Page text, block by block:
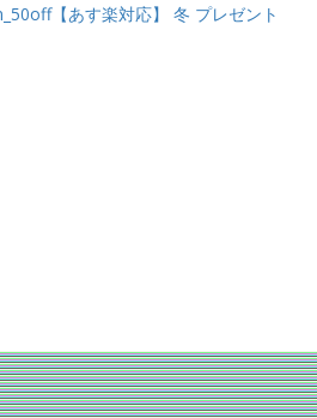
【あす楽対応】 冬 プレゼント